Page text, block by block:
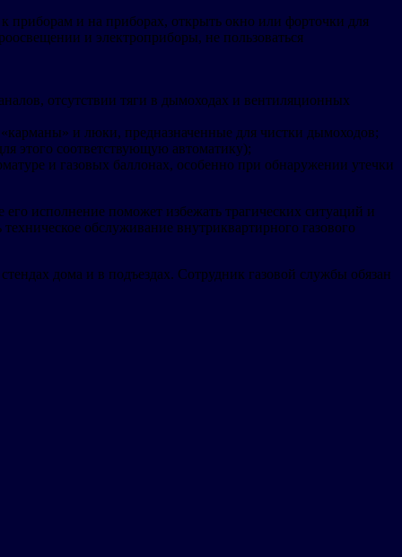
приборам и на приборах, открыть окно или форточки для
и электроприборы, не пользоваться
отсутствии тяги в дымоходах и вентиляционных
и люки, предназначенные для чистки дымоходов;
этого соответствующую автоматику);
и газовых баллонах, особенно при обнаружении утечки
исполнение поможет избежать трагических ситуаций и
обслуживание внутриквартирного газового
дома и в подъездах. Сотрудник газовой службы обязан